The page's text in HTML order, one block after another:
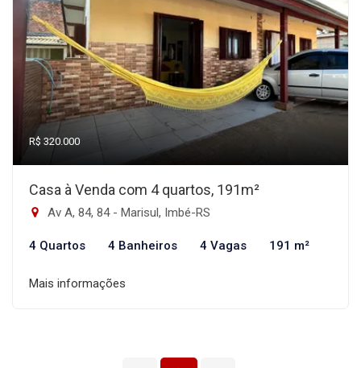
R$ 320.000
Casa à Venda com 4 quartos, 191m²
Av A, 84, 84 - Marisul, Imbé-RS
4 Quartos 4 Banheiros 4 Vagas 191 m²
Mais informações